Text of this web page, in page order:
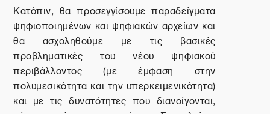
Κατόπιν, θα προσεγγίσουμε παραδείγματα
ψηφιοποιημένων και ψηφιακών αρχείων και
θα ασχοληθούμε με τις βασικές
προβληματικές του νέου ψηφιακού
περιβάλλοντος (με έμφαση στην
πολυμεσικότητα και την υπερκειμενικότητα)
και με τις δυνατότητες που διανοίγονται,